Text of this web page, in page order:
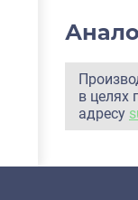
в целях
адресу